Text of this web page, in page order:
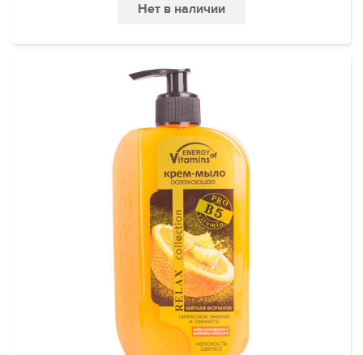
Нет в наличии